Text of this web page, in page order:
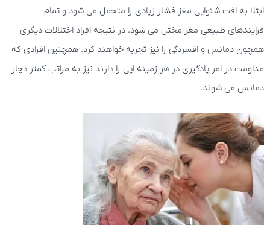
ابتلا به افت شنوایی مغز فشار زیادی را متحمل می شود و تمام
فرایندهای طبیعی مغز مختل می شود. در نتیجه افراد اختلالات دیگری
همچون دمانس و افسردگی را نیز تجربه خواهند کرد. همچنین افرادی که
مداومت در امر یادگیری در هر زمینه ایی را دارند نیز به مراتب کمتر دچار
دمانس می شوند.